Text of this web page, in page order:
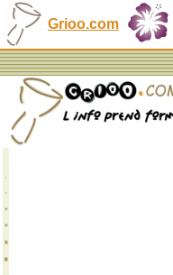
Grioo.com